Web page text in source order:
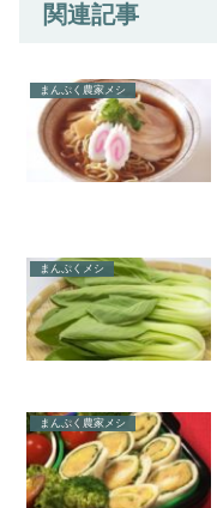
関連記事
まんぷく農家メシ
まんぷくメシ
まんぷく農家メシ